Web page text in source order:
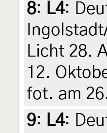
8: L4:
Licht 28.
12.
fot. am
9: L4: